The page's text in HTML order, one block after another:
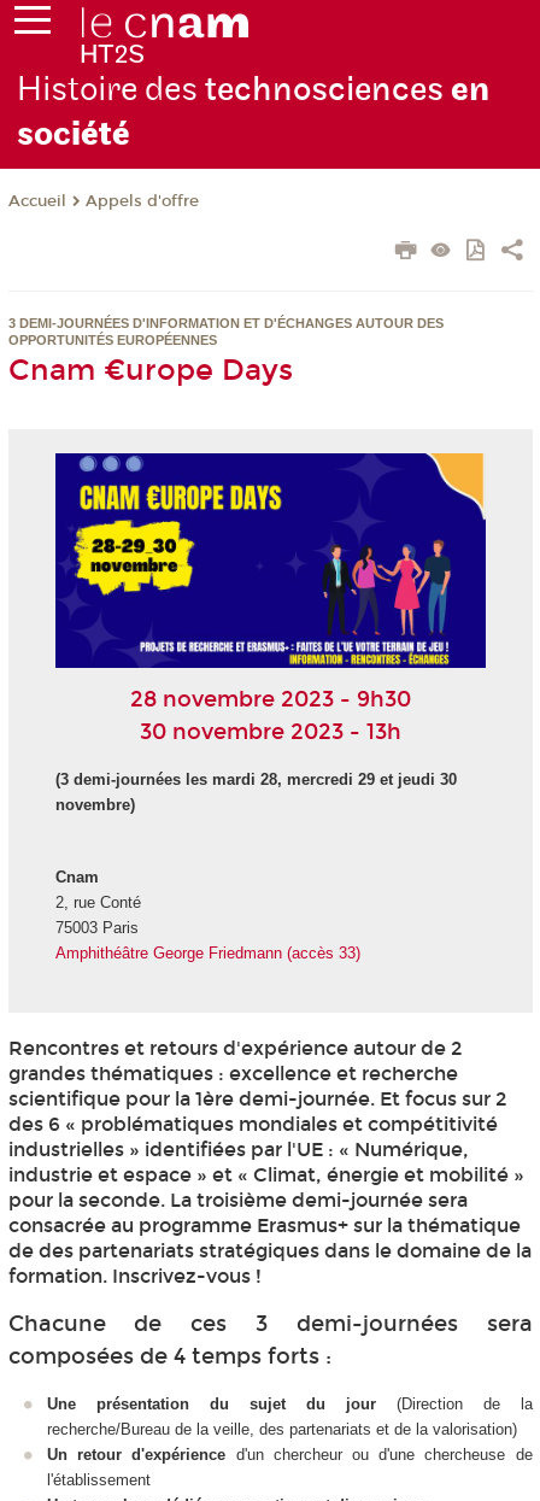
Histoire des technosciences en
société
Accueil Appels d'offre
3 DEMI-JOURNÉES D'INFORMATION ET D'ÉCHANGES AUTOUR DES
OPPORTUNITÉS EUROPÉENNES
Cnam €urope Days
28 novembre 2023 - 9h30
30 novembre 2023 - 13h
(3 demi-journées les mardi 28, mercredi 29 et jeudi 30
novembre)
Cnam
2, rue Conté
75003 Paris
Amphithéâtre George Friedmann (accès 33)
Rencontres et retours d'expérience autour de 2
grandes thématiques : excellence et recherche
scientifique pour la 1ère demi-journée. Et focus sur 2
des 6 « problématiques mondiales et compétitivité
industrielles » identifiées par l'UE : « Numérique,
industrie et espace » et « Climat, énergie et mobilité »
pour la seconde. La troisième demi-journée sera
consacrée au programme Erasmus+ sur la thématique
de des partenariats stratégiques dans le domaine de la
formation. Inscrivez-vous !
Chacune de ces 3 demi-journées sera
composées de 4 temps forts :
Une présentation du sujet du jour(Direction de la
recherche/Bureau de la veille, des partenariats et de la valorisation)
Un retour d'expérience d'un chercheur ou d'une chercheuse de
l'établissement